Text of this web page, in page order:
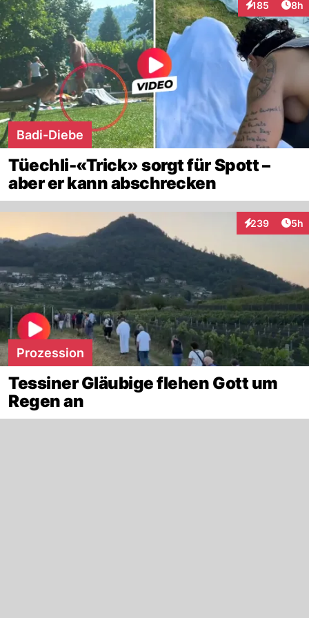
185
Interaktionen
8h
Badi-Diebe
Tüechli-«Trick» sorgt für Spott –
aber er kann abschrecken
239
Interaktionen
5h
Prozession
Tessiner Gläubige flehen Gott um
Regen an